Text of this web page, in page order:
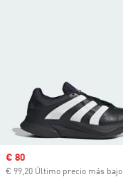
Precio de venta
€ 80
€ 99,20 Último precio más bajo